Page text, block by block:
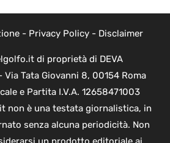
- Privacy Policy- Disclaimer
di proprietà di DEVA
- Via Tata Giovanni 8, 00154 Roma
e Partita I.V.A. 12658471003
non è una testata giornalistica, in
senza alcuna periodicità. Non